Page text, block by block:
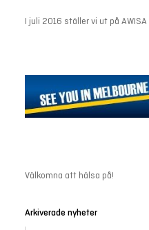
I juli 2016 ställer vi ut på AWISA
Välkomna att hälsa på!
Arkiverade nyheter